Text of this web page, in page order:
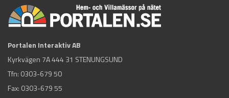
Portalen Interaktiv AB
Kyrkvägen 7A 444 31 STENUNGSUND
Tfn: 0303-679 50
Fax: 0303-679 55